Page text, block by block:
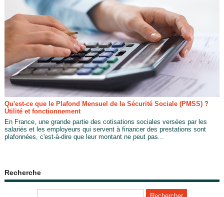
Qu'est-ce que le Plafond Mensuel de la Sécurité Sociale (PMSS) ?
Utilité et fonctionnement
En France, une grande partie des cotisations sociales versées par les
salariés et les employeurs qui servent à financer des prestations sont
plafonnées, c'est-à-dire que leur montant ne peut pas...
Recherche